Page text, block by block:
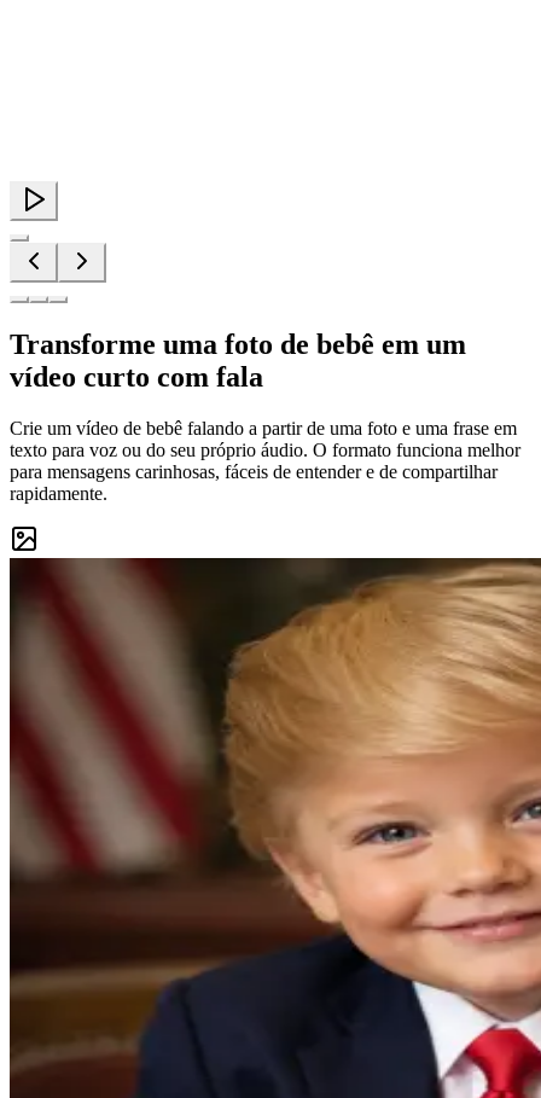
Transforme uma foto de bebê em um
vídeo curto com fala
Crie um vídeo de bebê falando a partir de uma foto e uma frase em
texto para voz ou do seu próprio áudio. O formato funciona melhor
para mensagens carinhosas, fáceis de entender e de compartilhar
rapidamente.